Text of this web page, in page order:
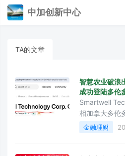
中加创新中心
TA的文章
智慧农业破浪
成功登陆多伦
Smartwell
相加拿大多伦
金融理财